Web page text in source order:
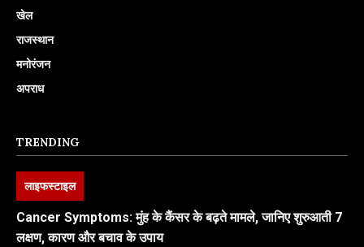
खेल
राजस्थान
मनोरंजन
अपराध
TRENDING
लाइफस्टाइल
Cancer Symptoms: मुंह के कैंसर के बढ़ते मामले, जानिए शुरुआती 7
लक्षण, कारण और बचाव के उपाय